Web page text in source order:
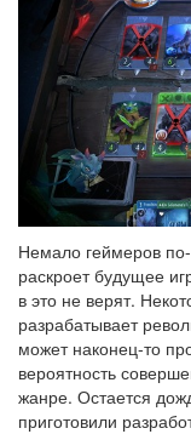
Немало геймеров
раскроет будущее
в это не верят.
разрабатывает
может наконец-то
вероятность
жанре. Остается
приготовили